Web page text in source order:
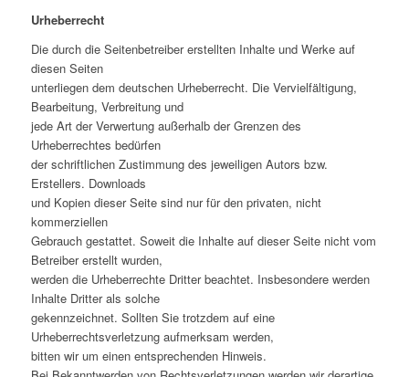
Urheberrecht
Die durch die Seitenbetreiber erstellten Inhalte und Werke auf
diesen Seiten
unterliegen dem deutschen Urheberrecht. Die Vervielfältigung,
Bearbeitung, Verbreitung und
jede Art der Verwertung außerhalb der Grenzen des
Urheberrechtes bedürfen
der schriftlichen Zustimmung des jeweiligen Autors bzw.
Erstellers. Downloads
und Kopien dieser Seite sind nur für den privaten, nicht
kommerziellen
Gebrauch gestattet. Soweit die Inhalte auf dieser Seite nicht vom
Betreiber erstellt wurden,
werden die Urheberrechte Dritter beachtet. Insbesondere werden
Inhalte Dritter als solche
gekennzeichnet. Sollten Sie trotzdem auf eine
Urheberrechtsverletzung aufmerksam werden,
bitten wir um einen entsprechenden Hinweis.